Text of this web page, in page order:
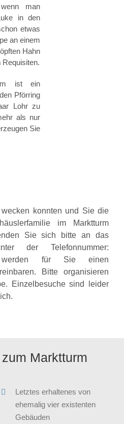
man
in den
etwas
an einem
Hahn
Requisiten.
ist ein
Pförring
Lohr zu
als nur
Sie
konnten und Sie die
im Marktturm
Sie sich bitte an das
der Telefonnummer:
für Sie einen
Bitte organisieren
Einzelbesuche sind leider
Marktturm
Letztes erhaltenes von
ehemalig vier existenten
Gebäuden